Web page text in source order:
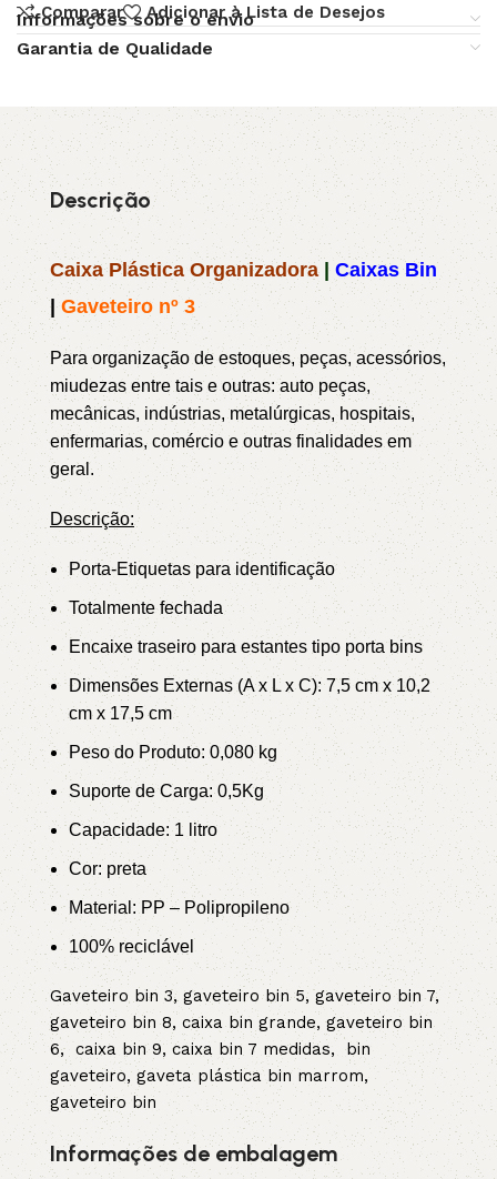
Comparar
Adicionar à Lista de Desejos
Informações sobre o envio
Garantia de Qualidade
Descrição
Caixa Plástica Organizadora
Caixas Bin
|Gaveteiro nº 3
Para organização de estoques, peças, acessórios,
miudezas entre tais e outras: auto peças,
mecânicas, indústrias, metalúrgicas, hospitais,
enfermarias, comércio e outras finalidades em
geral.
Descrição:
Porta-Etiquetas para identificação
Totalmente fechada
Encaixe traseiro para estantes tipo porta bins
Dimensões Externas (A x L x C): 7,5 cm x 10,2
cm x 17,5 cm
Peso do Produto: 0,080 kg
Suporte de Carga: 0,5Kg
Capacidade: 1 litro
Cor: preta
Material: PP – Polipropileno
100% reciclável
Gaveteiro bin 3, gaveteiro bin 5, gaveteiro bin 7,
gaveteiro bin 8, caixa bin grande, gaveteiro bin
6, caixa bin 9, caixa bin 7 medidas, bin
gaveteiro, gaveta plástica bin marrom,
gaveteiro bin
Informações de embalagem